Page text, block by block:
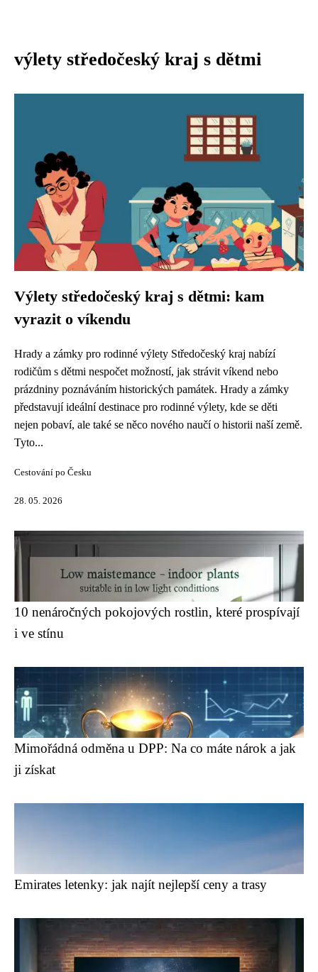
výlety středočeský kraj s dětmi
Výlety středočeský kraj s dětmi: kam
vyrazit o víkendu
Hrady a zámky pro rodinné výlety Středočeský kraj nabízí
rodičům s dětmi nespočet možností, jak strávit víkend nebo
prázdniny poznáváním historických památek. Hrady a zámky
představují ideální destinace pro rodinné výlety, kde se děti
nejen pobaví, ale také se něco nového naučí o historii naší země.
Tyto...
Cestování po Česku
28. 05. 2026
10 nenáročných pokojových rostlin, které prospívají
i ve stínu
Mimořádná odměna u DPP: Na co máte nárok a jak
ji získat
Emirates letenky: jak najít nejlepší ceny a trasy